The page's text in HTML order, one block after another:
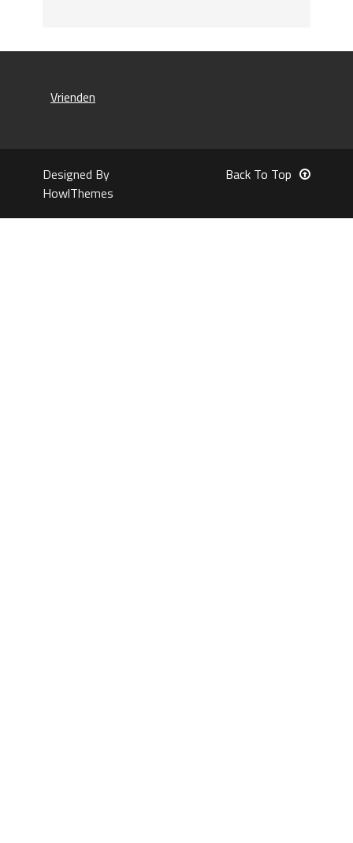
Vrienden
Designed By
HowlThemes
Back To Top